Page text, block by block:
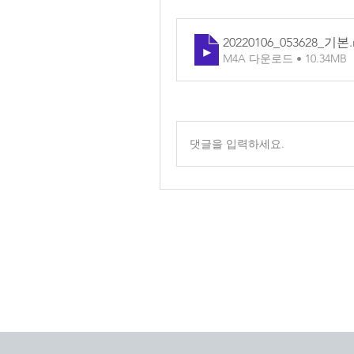
20220106_053628_기본
M4A 다운로드 • 10.34MB
댓글을 입력하세요.